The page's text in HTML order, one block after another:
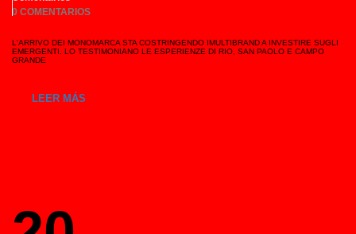
0 COMENTARIOS
L'ARRIVO DEI MONOMARCA STA COSTRINGENDO IMULTIBRAND A INVESTIRE SUGLI
EMERGENTI. LO TESTIMONIANO LE ESPERIENZE DI RIO, SAN PAOLO E CAMPO
GRANDE
LEER MÁS